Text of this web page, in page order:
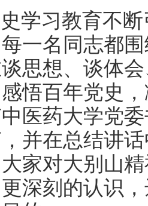
学习教育不
一名同志都
思想、谈体
悟百年党史
医药大学党
并在总结讲
家对大别山
深刻的认识